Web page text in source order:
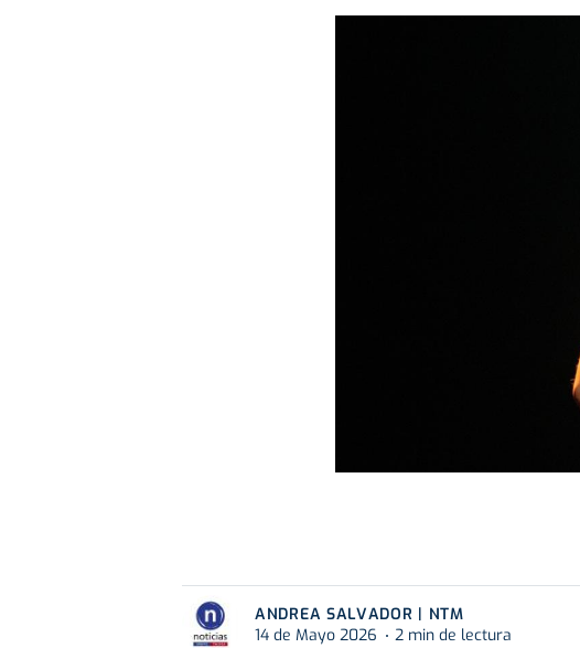
ANDREA SALVADOR | NTM
14 de Mayo 2026
2 min de lectura